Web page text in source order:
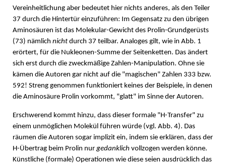
Vereinheitlichung aber bedeutet hier nichts anderes, als den Teiler
37 durch die Hintertür einzuführen: Im Gegensatz zu den übrigen
Aminosäuren ist das Molekular-Gewicht des Prolin-Grundgerüsts
(73) nämlich nichtdurch 37 teilbar. Analoges gilt, wie in Abb. 1
erörtert, für die Nukleonen-Summe der Seitenketten. Das ändert
sich erst durch die zweckmäßige Zahlen-Manipulation. Ohne sie
kämen die Autoren gar nicht auf die "magischen" Zahlen 333 bzw.
592! Streng genommen funktioniert keines der Beispiele, in denen
die Aminosäure Prolin vorkommt, "glatt" im Sinne der Autoren.
Erschwerend kommt hinzu, dass dieser formale "H-Transfer" zu
einem unmöglichen Molekül führen würde (vgl. Abb. 4). Das
räumen die Autoren sogar implizit ein, indem sie erklären, dass der
H-Übertrag beim Prolin nur gedanklich vollzogen werden könne.
Künstliche (formale) Operationen wie diese seien ausdrücklich das